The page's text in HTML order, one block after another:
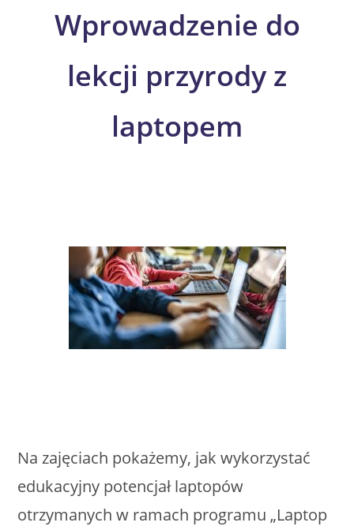
Wprowadzenie do
lekcji przyrody z
laptopem
Na zajęciach pokażemy, jak wykorzystać
edukacyjny potencjał laptopów
otrzymanych w ramach programu „Laptop